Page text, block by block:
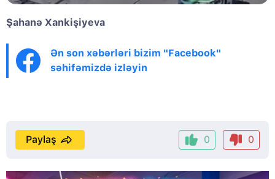
Şahanə Xankişiyeva
Ən son xəbərləri bizim "Facebook"
səhifəmizdə izləyin
0 0
Paylaş